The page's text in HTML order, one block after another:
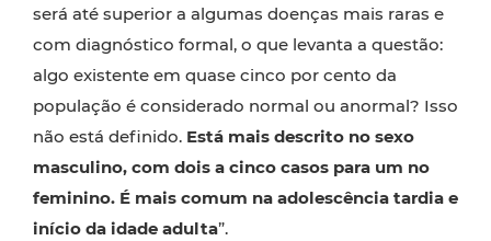
será até superior a algumas doenças mais raras e
com diagnóstico formal, o que levanta a questão:
algo existente em quase cinco por cento da
população é considerado normal ou anormal? Isso
não está definido. Está mais descrito no sexo
masculino, com dois a cinco casos para um no
feminino. É mais comum na adolescência tardia e
início da idade adulta”.